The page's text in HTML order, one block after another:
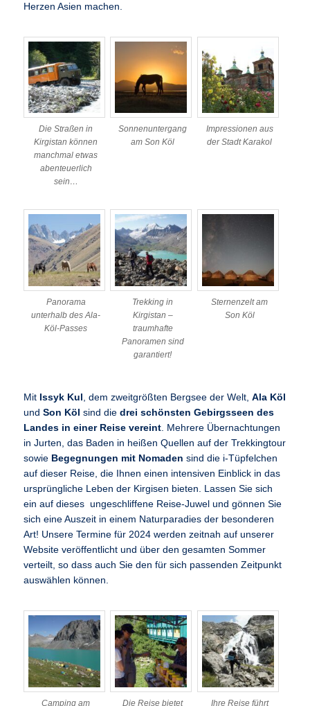
Herzen Asien machen.
Die Straßen in
Kirgistan können
manchmal etwas
abenteuerlich
sein…
Sonnenuntergang
am Son Köl
Impressionen aus
der Stadt Karakol
Panorama
unterhalb des Ala-
Köl-Passes
Trekking in
Kirgistan –
traumhafte
Panoramen sind
garantiert!
Sternenzelt am
Son Köl
Mit Issyk Kul , dem zweitgrößten Bergsee der Welt,Ala Köl
undSon Köl sind diedrei schönsten Gebirgsseen des
Landes in einer Reise vereint. Mehrere Übernachtungen
in Jurten, das Baden in heißen Quellen auf der Trekkingtour
sowie Begegnungen mit Nomaden sind die i-Tüpfelchen
auf dieser Reise, die Ihnen einen intensiven Einblick in das
ursprüngliche Leben der Kirgisen bieten. Lassen Sie sich
ein auf dieses ungeschliffene Reise-Juwel und gönnen Sie
sich eine Auszeit in einem Naturparadies der besonderen
Art! Unsere Termine für 2024 werden zeitnah auf unserer
Website veröffentlicht und über den gesamten Sommer
verteilt, so dass auch Sie den für sich passenden Zeitpunkt
auswählen können.
Camping am Die Reise bietet Ihre Reise führt